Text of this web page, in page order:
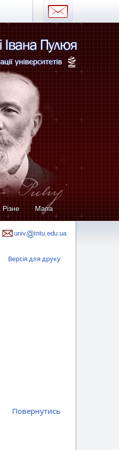
Різне Мапа
univ tntu.edu.ua
Версія для друку
Повернутись